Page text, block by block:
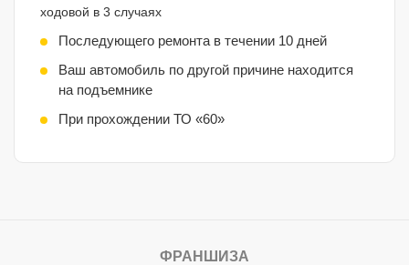
ходовой в 3 случаях
Последующего ремонта в течении 10 дней
Ваш автомобиль по другой причине находится
на подъемнике
При прохождении ТО «60»
ФРАНШИЗА